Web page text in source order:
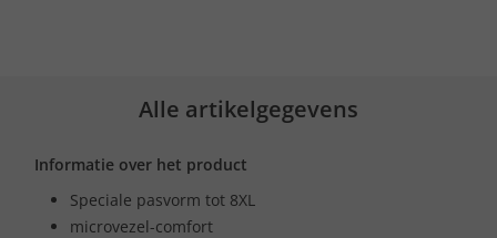
Alle artikelgegevens
Informatie over het product
Speciale pasvorm tot 8XL
microvezel-comfort